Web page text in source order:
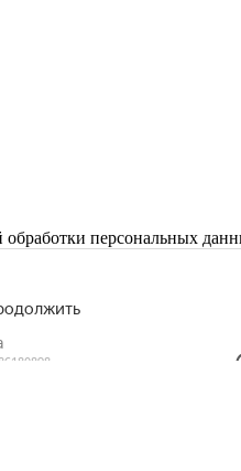
обработки персональных